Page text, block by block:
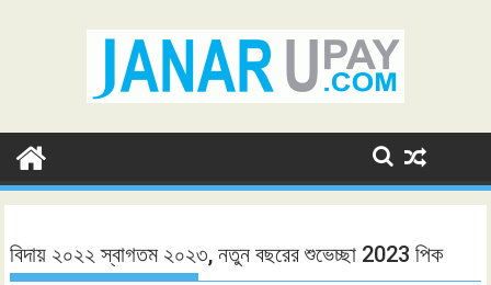
বিদায় ২০২২ স্বাগতম ২০২৩, নতুন বছরের শুভেচ্ছা 2023 পিক